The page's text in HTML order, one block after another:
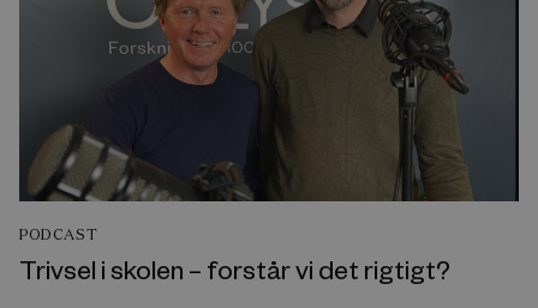
PODCAST
Trivsel i skolen – forstår vi det rigtigt?